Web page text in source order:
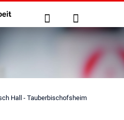
Suche Anmelden
Hall - Tauberbischofsheim